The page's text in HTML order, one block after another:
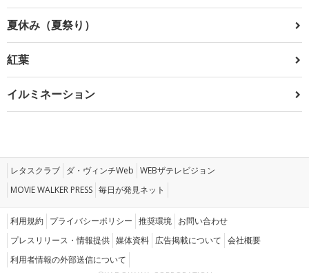
夏休み（夏祭り）
紅葉
イルミネーション
レタスクラブ ダ・ヴィンチWeb WEBザテレビジョン
MOVIE WALKER PRESS 毎日が発見ネット
利用規約 プライバシーポリシー 推奨環境 お問い合わせ
プレスリリース・情報提供 媒体資料 広告掲載について 会社概要
利用者情報の外部送信について